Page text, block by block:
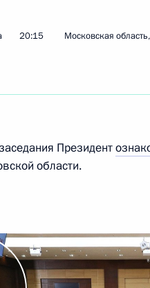
Даниилу Крутских с
в классе «Лазер-
12:00
года, четверг
20:15 Московская
Президент
области.